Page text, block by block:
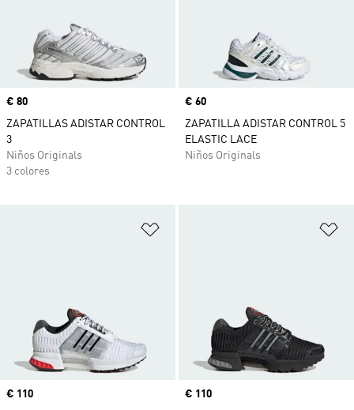
Precio
€ 80
ZAPATILLAS ADISTAR CONTROL
3
Niños Originals
3 colores
Precio
€ 60
ZAPATILLA ADISTAR CONTROL 5
ELASTIC LACE
Niños Originals
Precio
€ 110
Precio
€ 110